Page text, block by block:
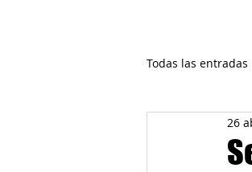
Todas las entradas
26